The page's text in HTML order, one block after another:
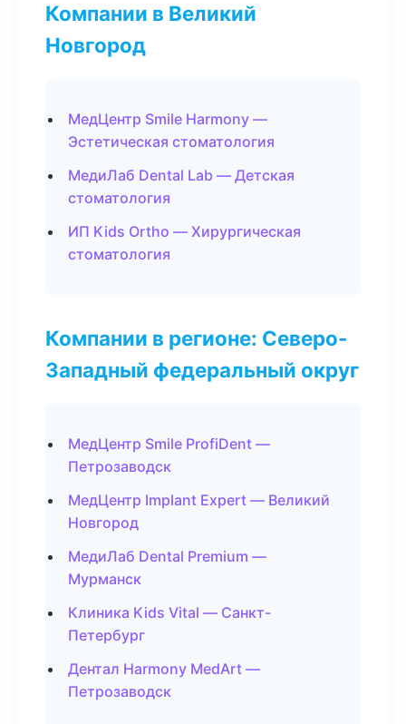
Компании в Великий
Новгород
МедЦентр Smile Harmony —
Эстетическая стоматология
МедиЛаб Dental Lab — Детская
стоматология
ИП Kids Ortho — Хирургическая
стоматология
Компании в регионе: Северо-
Западный федеральный округ
МедЦентр Smile ProfiDent —
Петрозаводск
МедЦентр Implant Expert — Великий
Новгород
МедиЛаб Dental Premium —
Мурманск
Клиника Kids Vital — Санкт-
Петербург
Дентал Harmony MedArt —
Петрозаводск